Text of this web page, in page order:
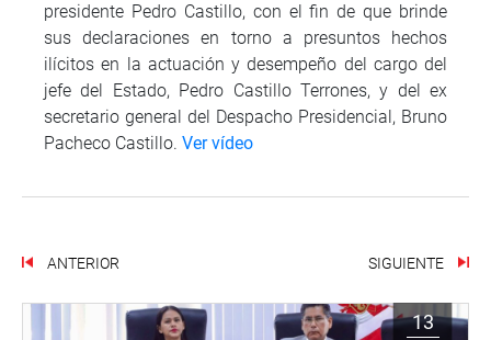
presidente Pedro Castillo, con el fin de que brinde
sus declaraciones en torno a presuntos hechos
ilícitos en la actuación y desempeño del cargo del
jefe del Estado, Pedro Castillo Terrones, y del ex
secretario general del Despacho Presidencial, Bruno
Pacheco Castillo. Ver vídeo
ANTERIOR SIGUIENTE
13